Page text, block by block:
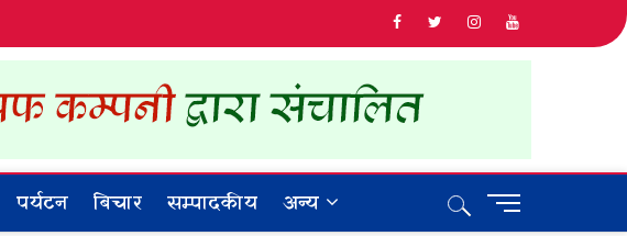
पर्यटन बिचार सम्पादकीय अन्य
M